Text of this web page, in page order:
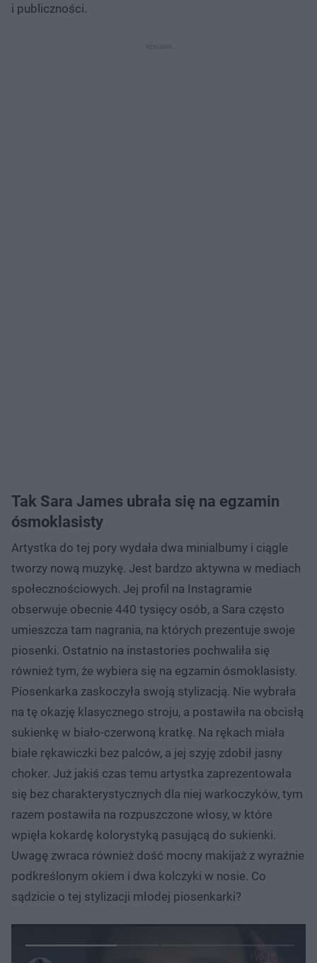
i publiczności.
Tak Sara James ubrała się na egzamin
ósmoklasisty
Artystka do tej pory wydała dwa minialbumy i ciągle
tworzy nową muzykę. Jest bardzo aktywna w mediach
społecznościowych. Jej profil na Instagramie
obserwuje obecnie 440 tysięcy osób, a Sara często
umieszcza tam nagrania, na których prezentuje swoje
piosenki. Ostatnio na instastories pochwaliła się
również tym, że wybiera się na egzamin ósmoklasisty.
Piosenkarka zaskoczyła swoją stylizacją. Nie wybrała
na tę okazję klasycznego stroju, a postawiła na obcisłą
sukienkę w biało-czerwoną kratkę. Na rękach miała
białe rękawiczki bez palców, a jej szyję zdobił jasny
choker. Już jakiś czas temu artystka zaprezentowała
się bez charakterystycznych dla niej warkoczyków, tym
razem postawiła na rozpuszczone włosy, w które
wpięła kokardę kolorystyką pasującą do sukienki.
Uwagę zwraca również dość mocny makijaż z wyraźnie
podkreślonym okiem i dwa kolczyki w nosie. Co
sądzicie o tej stylizacji młodej piosenkarki?